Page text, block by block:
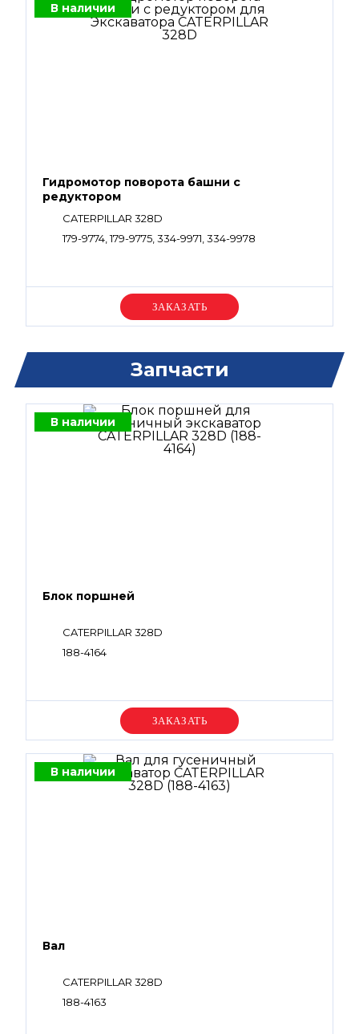
В наличии
Гидромотор поворота башни с
редуктором
CATERPILLAR 328D
179-9774, 179-9775, 334-9971, 334-9978
Уточняйте цену
Запчасти
В наличии
Блок поршней
CATERPILLAR 328D
188-4164
Уточняйте цену
В наличии
Вал
CATERPILLAR 328D
188-4163